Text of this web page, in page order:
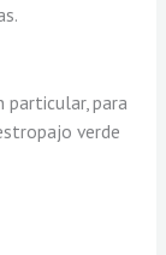
particular, para
verde